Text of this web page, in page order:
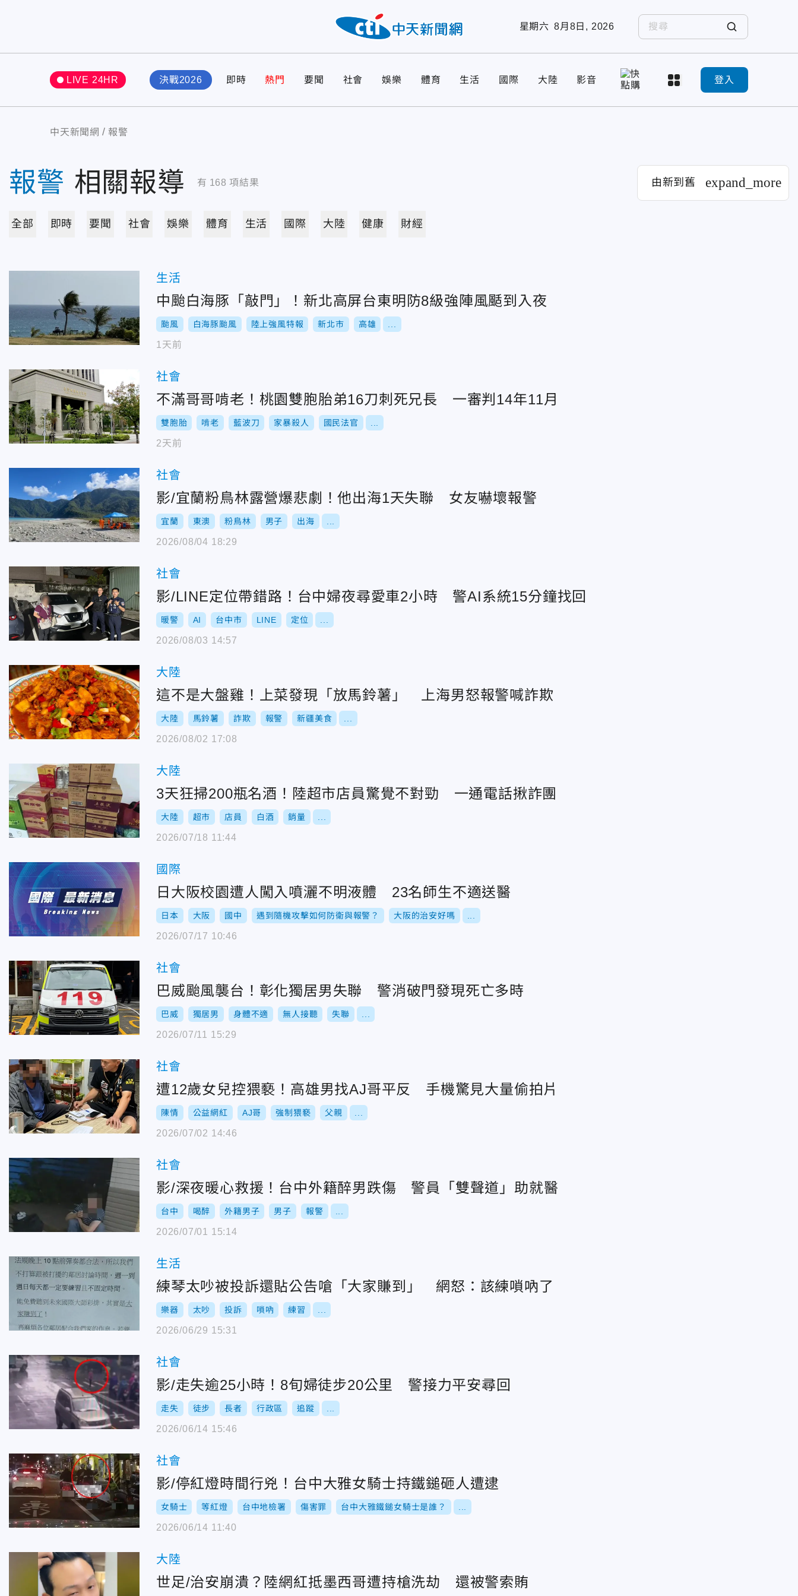
星期六 8月8日, 2026
LIVE 24HR 決戰2026 即時 熱門 要聞 社會 娛樂 體育 生活 國際 大陸 影音 登入
中天新聞網 報警
報警 相關報導 有 168 項結果 由新到舊 expand_more
全部 即時 要聞 社會 娛樂 體育 生活 國際 大陸 健康 財經
生活
中颱白海豚「敲門」！新北高屏台東明防8級強陣風颳到入夜
颱風 白海豚颱風 陸上強風特報 新北市 高雄
1天前
社會
不滿哥哥啃老！桃園雙胞胎弟16刀刺死兄長 一審判14年11月
雙胞胎 啃老 藍波刀 家暴殺人 國民法官
2天前
社會
影/宜蘭粉鳥林露營爆悲劇！他出海1天失聯 女友嚇壞報警
宜蘭 東澳 粉鳥林 男子 出海
2026/08/04 18:29
社會
影/LINE定位帶錯路！台中婦夜尋愛車2小時 警AI系統15分鐘找回
暖警 AI 台中市 LINE 定位
2026/08/03 14:57
大陸
這不是大盤雞！上菜發現「放馬鈴薯」 上海男怒報警喊詐欺
大陸 馬鈴薯 詐欺 報警 新疆美食
2026/08/02 17:08
大陸
3天狂掃200瓶名酒！陸超市店員驚覺不對勁 一通電話揪詐團
大陸 超市 店員 白酒 銷量
2026/07/18 11:44
國際
日大阪校園遭人闖入噴灑不明液體 23名師生不適送醫
日本 大阪 國中 遇到隨機攻擊如何防衛與報警？ 大阪的治安好嗎
2026/07/17 10:46
社會
巴威颱風襲台！彰化獨居男失聯 警消破門發現死亡多時
巴威 獨居男 身體不適 無人接聽 失聯
2026/07/11 15:29
社會
遭12歲女兒控猥褻！高雄男找AJ哥平反 手機驚見大量偷拍片
陳情 公益網紅 AJ哥 強制猥褻 父親
2026/07/02 14:46
社會
影/深夜暖心救援！台中外籍醉男跌傷 警員「雙聲道」助就醫
台中 喝醉 外籍男子 男子 報警
2026/07/01 15:14
生活
練琴太吵被投訴還貼公告嗆「大家賺到」 網怒：該練嗩吶了
樂器 太吵 投訴 嗩吶 練習
2026/06/29 15:31
社會
影/走失逾25小時！8旬婦徒步20公里 警接力平安尋回
走失 徒步 長者 行政區 追蹤
2026/06/14 15:46
社會
影/停紅燈時間行兇！台中大雅女騎士持鐵鎚砸人遭逮
女騎士 等紅燈 台中地檢署 傷害罪 台中大雅鐵鎚女騎士是誰？
2026/06/14 11:40
大陸
世足/治安崩潰？陸網紅抵墨西哥遭持槍洗劫 還被警索賄